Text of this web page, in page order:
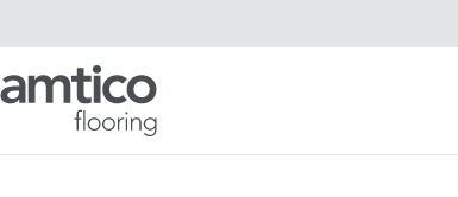
Amtico Flooring